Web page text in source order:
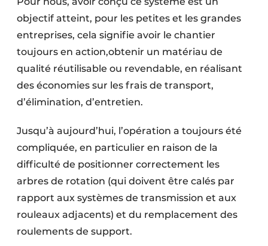
objectif atteint, pour les petites et les grandes
entreprises, cela signifie avoir le chantier
toujours en action,obtenir un matériau de
qualité réutilisable ou revendable, en réalisant
des économies sur les frais de transport,
d’élimination, d’entretien.
Jusqu’à aujourd’hui, l’opération a toujours été
compliquée, en particulier en raison de la
difficulté de positionner correctement les
arbres de rotation (qui doivent être calés par
rapport aux systèmes de transmission et aux
rouleaux adjacents) et du remplacement des
roulements de support.